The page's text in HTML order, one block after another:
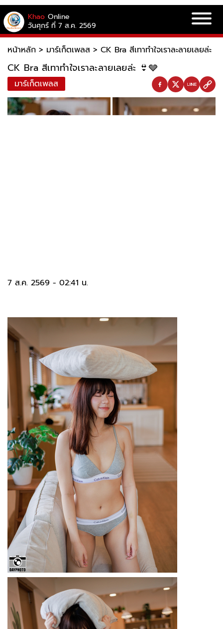
Khao Online
วันศุกร์ ที่ 7 ส.ค. 2569
หน้าหลัก > มาร์เก็ตเพลส > CK Bra สีเทาทำใจเราละลายเลยล่ะ
CK Bra สีเทาทำใจเราละลายเลยล่ะ 👙🩶
มาร์เก็ตเพลส
7 ส.ค. 2569 - 02:41 น.